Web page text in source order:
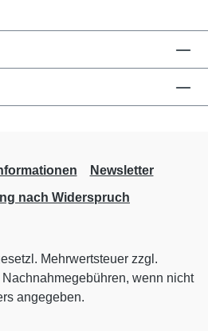
Newsletter
nach Widerspruch
Mehrwertsteuer zzgl.
Nachnahmegebühren, wenn nicht
angegeben.